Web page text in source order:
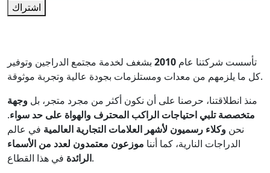
اشتراك
تأسست شركتنا عام 2010 بشغف لخدمة مجتمع الدراجين وتوفير
كل ما يلزمهم من معدات ومستلزمات بجودة عالية وتجربة موثوقة.
منذ انطلاقتنا، حرصنا على أن نكون أكثر من مجرد متجر، بل وجهة
متخصصة تلبي احتياجات الراكب المحترف والهواة على حد سواء.
نحن وكلاء رسميون لأشهر العلامات التجارية العالمية في عالم
الدراجات النارية، كما أننا موزعون معتمدون لعدد من الأسماء
الرائدةفي هذا القطاع.